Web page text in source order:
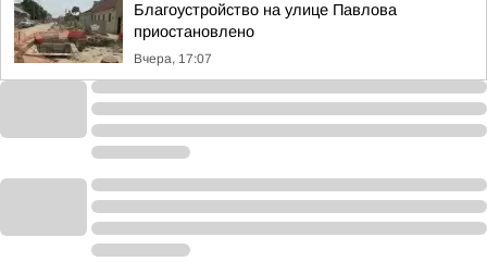
Благоустройство на улице Павлова
приостановлено
Вчера, 17:07